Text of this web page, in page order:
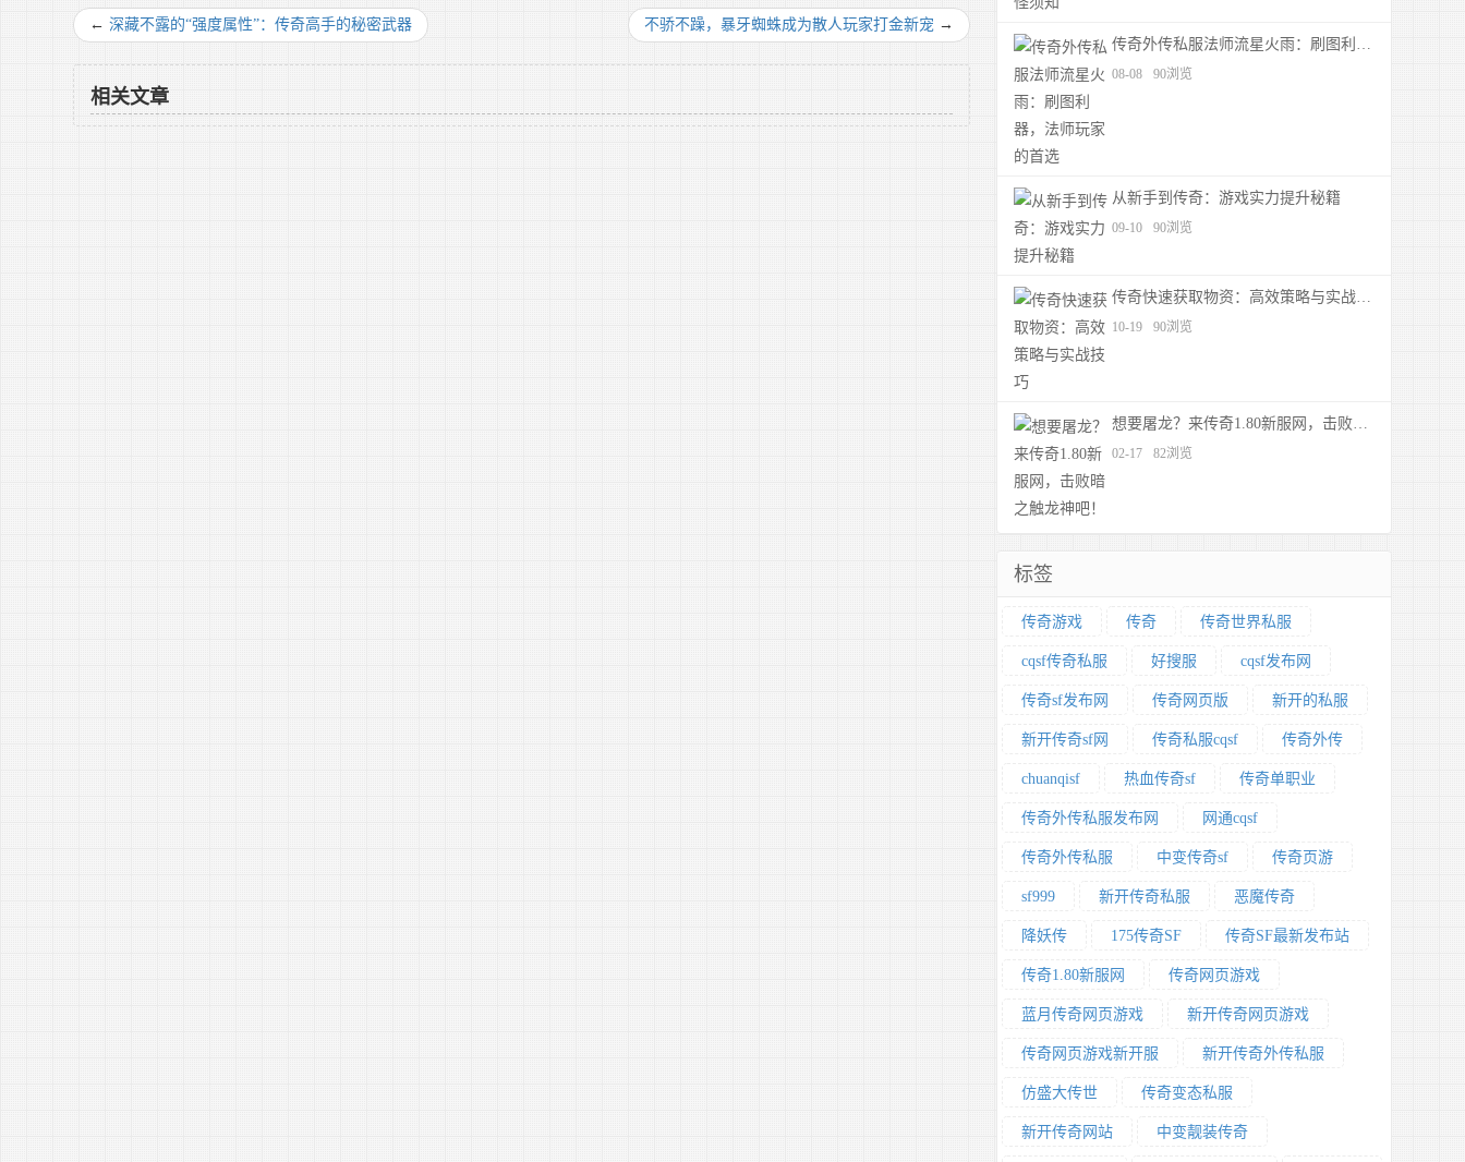
←深藏不露的“强度属性”：传奇高手的秘密武器 不骄不躁，暴牙蜘蛛成为散人玩家打金新宠→
相关文章
传奇外传私服法师流星火雨：刷图利器，法师玩家的首选
08-08 90浏览
从新手到传奇：游戏实力提升秘籍
09-10 90浏览
传奇快速获取物资：高效策略与实战技巧
10-19 90浏览
想要屠龙？来传奇1.80新服网，击败暗之触龙神吧！
02-17 82浏览
标签
传奇游戏 传奇 传奇世界私服
cqsf传奇私服 好搜服 cqsf发布网
传奇sf发布网 传奇网页版 新开的私服
新开传奇sf网 传奇私服cqsf 传奇外传
chuanqisf 热血传奇sf 传奇单职业
传奇外传私服发布网 网通cqsf
传奇外传私服 中变传奇sf 传奇页游
sf999 新开传奇私服 恶魔传奇
降妖传 175传奇SF 传奇SF最新发布站
传奇1.80新服网 传奇网页游戏
蓝月传奇网页游戏 新开传奇网页游戏
传奇网页游戏新开服 新开传奇外传私服
仿盛大传世 传奇变态私服
新开传奇网站 中变靓装传奇